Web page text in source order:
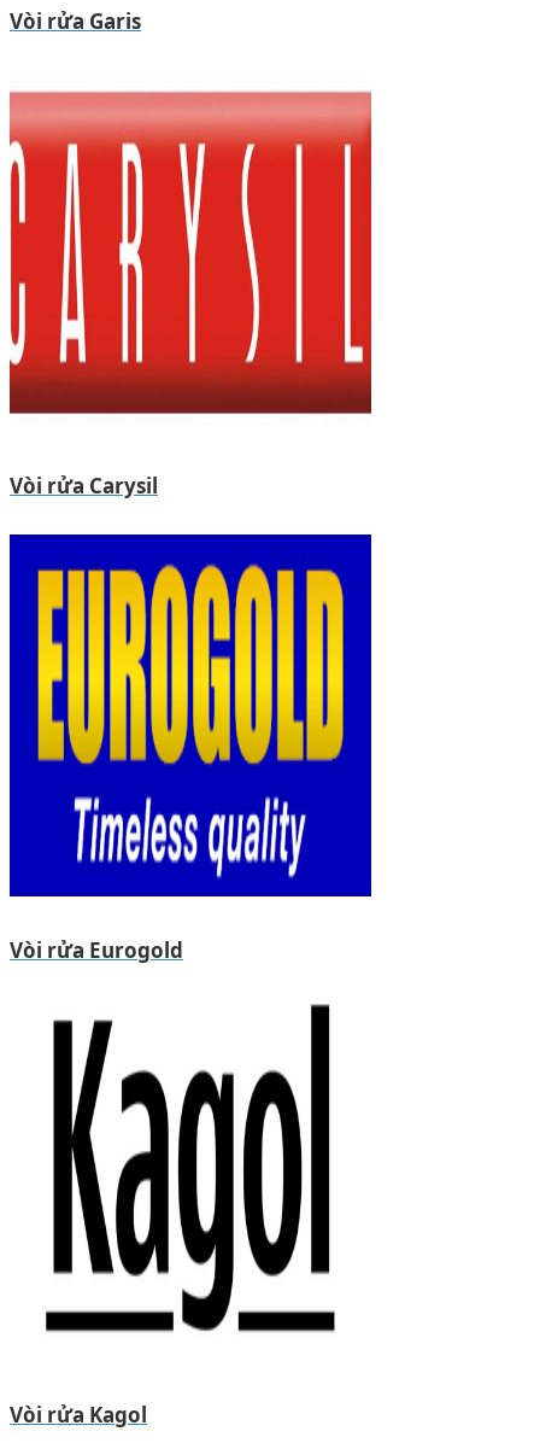
Vòi rửa Garis
Vòi rửa Carysil
Vòi rửa Eurogold
Vòi rửa Kagol